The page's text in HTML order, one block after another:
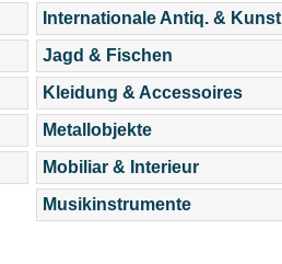
Internationale Antiq. & Kunst
Jagd & Fischen
Kleidung & Accessoires
Metallobjekte
Mobiliar & Interieur
Musikinstrumente